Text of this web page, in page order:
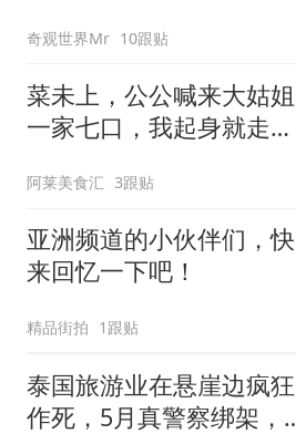
奇观世界Mr 10跟贴
菜未上，公公喊来大姑姐
一家七口，我起身就走，
阿莱美食汇 3跟贴
亚洲频道的小伙伴们，快
来回忆一下吧！
精品街拍 1跟贴
泰国旅游业在悬崖边疯狂
作死，5月真警察绑架，7